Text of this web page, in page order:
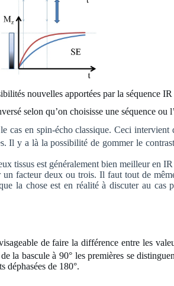
nouvelles apportées par la séquence IR
selon qu’on choisisse une séquence ou
cas en spin-écho classique. Ceci intervient
Il y a là la possibilité de gommer le
tissus est généralement bien meilleur en
facteur deux ou trois. Il faut tout de
la chose est en réalité à discuter au cas
de faire la différence entre les
la bascule à 90° les premières se
déphasées de 180°.